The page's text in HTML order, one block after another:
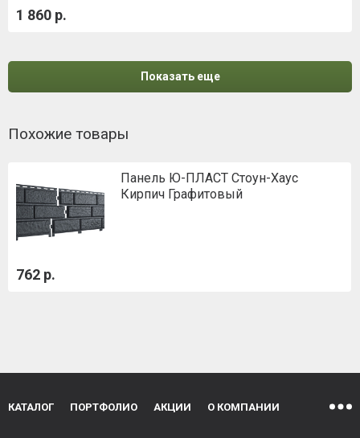
1 860 р.
Показать еще
Похожие товары
Панель Ю-ПЛАСТ Стоун-Хаус
Кирпич Графитовый
762 р.
КАТАЛОГ ПОРТФОЛИО АКЦИИ О КОМПАНИИ